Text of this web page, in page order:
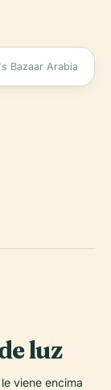
Bazaar Arabia
luz
viene encima